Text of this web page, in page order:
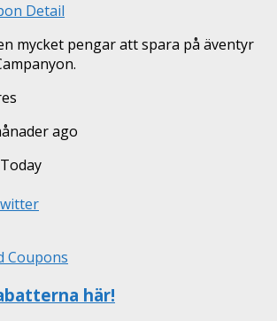
Detail
mycket pengar att spara på äventyr
ago
Coupons
här!